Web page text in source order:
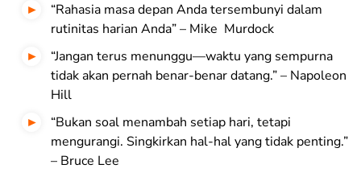
“Rahasia masa depan Anda tersembunyi dalam
rutinitas harian Anda” – Mike Murdock
“Jangan terus menunggu—waktu yang sempurna
tidak akan pernah benar-benar datang.” – Napoleon
Hill
“Bukan soal menambah setiap hari, tetapi
mengurangi. Singkirkan hal-hal yang tidak penting.”
– Bruce Lee